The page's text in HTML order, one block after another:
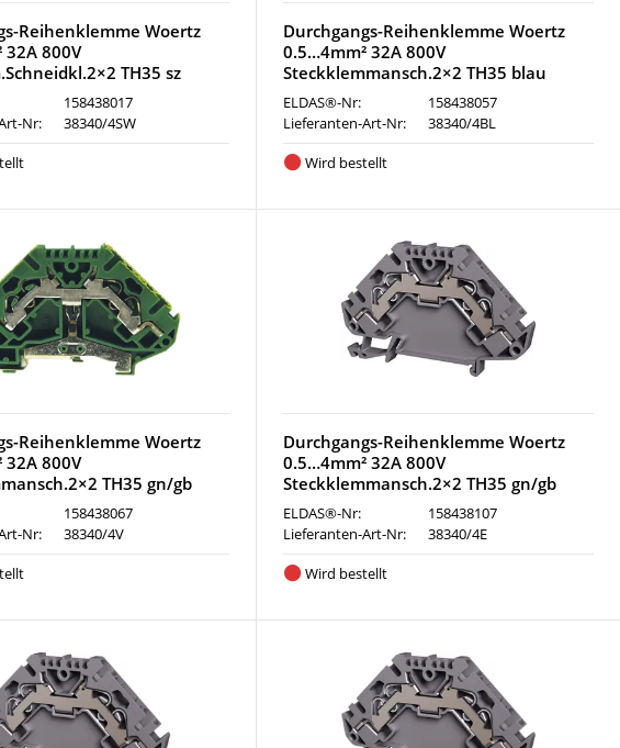
Reihenklemme Woertz
32A 800V
TH35 sz
158438017
Nr:
38340/4SW
Durchgangs-Reihenklemme Woertz
0.5…4mm² 32A 800V
Steckklemmansch.2×2 TH35 blau
ELDAS®-Nr:
158438057
Lieferanten-Art-Nr:
38340/4BL
Wird bestellt
Reihenklemme Woertz
32A 800V
TH35 gn/gb
158438067
Nr:
38340/4V
Durchgangs-Reihenklemme Woertz
0.5…4mm² 32A 800V
Steckklemmansch.2×2 TH35 gn/gb
ELDAS®-Nr:
158438107
Lieferanten-Art-Nr:
38340/4E
Wird bestellt